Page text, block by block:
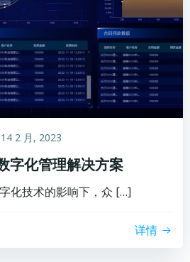
14 2 月, 2023
字化管理解决方案
化技术的影响下，众 […]
详情